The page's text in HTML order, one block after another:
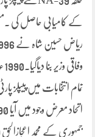
تمام انتخابات میں پیپلز